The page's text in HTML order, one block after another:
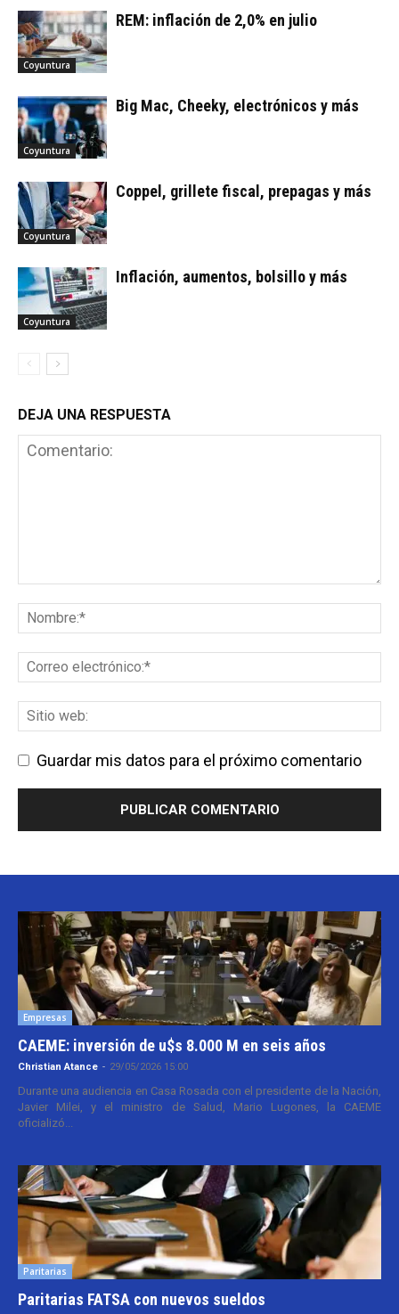
Coyuntura
REM: inflación de 2,0% en julio
Coyuntura
Big Mac, Cheeky, electrónicos y más
Coyuntura
Coppel, grillete fiscal, prepagas y más
Coyuntura
Inflación, aumentos, bolsillo y más
DEJA UNA RESPUESTA
Guardar mis datos para el próximo comentario
Empresas
CAEME: inversión de u$s 8.000 M en seis años
Christian Atance - 29/05/2026 15:00
Durante una audiencia en Casa Rosada con el presidente de la Nación,
Javier Milei, y el ministro de Salud, Mario Lugones, la CAEME
oficializó...
Paritarias
Paritarias FATSA con nuevos sueldos